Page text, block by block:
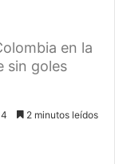
en la
sin goles
2 minutos leídos